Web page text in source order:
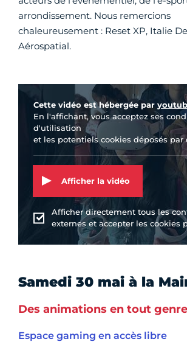
arrondissement. Nous remercions
chaleureusement : Reset XP, Italie
Aérospatial.
Vidéo Youtube
Cette vidéo est hébergée par
En l'affichant, vous acceptez ses
d'utilisation
et les potentiels cookies déposés par
Afficher la vidéo
Afficher directement tous les
externes et accepter les cookies
Samedi 30 mai à la
Des animations en tout
Espace gaming en accès libre